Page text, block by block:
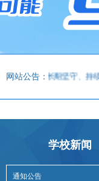
网站公告：
启航教育长期坚守、持续
学校新闻
通知公告